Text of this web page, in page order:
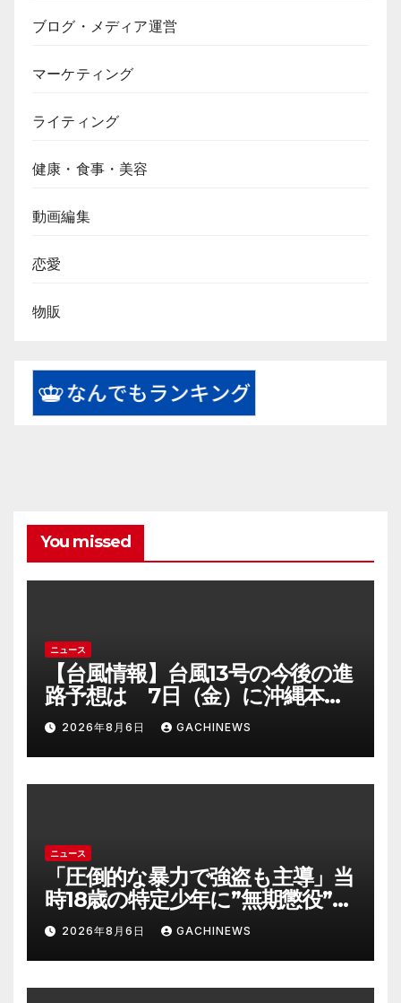
ブログ・メディア運営
マーケティング
ライティング
健康・食事・美容
動画編集
恋愛
物販
You missed
ニュース
【台風情報】台風13号の今後の進
路予想は 7日（金）に沖縄本島
に直撃するおそれ 一部の家屋
が倒壊するおそれがある猛烈な
風が吹く見込み(FNNプライムオ
ンライン)
2026年8月6日 GACHINEWS
ニュース
「圧倒的な暴力で強盗も主導」当
時18歳の特定少年に”無期懲役”求
刑の背景『年齢の若さで説明でき
ないほど悪質だと検察が判断』
＜元裁判官が解説＞全国的に見て
も異例のケース_8月7日判決の行
2026年8月6日 GACHINEWS